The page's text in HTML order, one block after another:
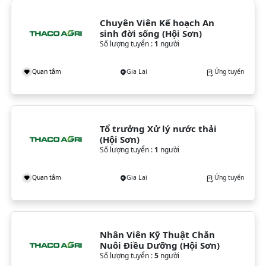
Chuyên Viên Kế hoạch An
sinh đời sống (Hội Sơn)
Số lượng tuyển : 1 người
Quan tâm Gia Lai Ứng tuyển
Tổ trưởng Xử lý nước thải
(Hội Sơn)
Số lượng tuyển : 1 người
Quan tâm Gia Lai Ứng tuyển
Nhân Viên Kỹ Thuật Chăn
Nuôi Điều Dưỡng (Hội Sơn)
Số lượng tuyển :5người